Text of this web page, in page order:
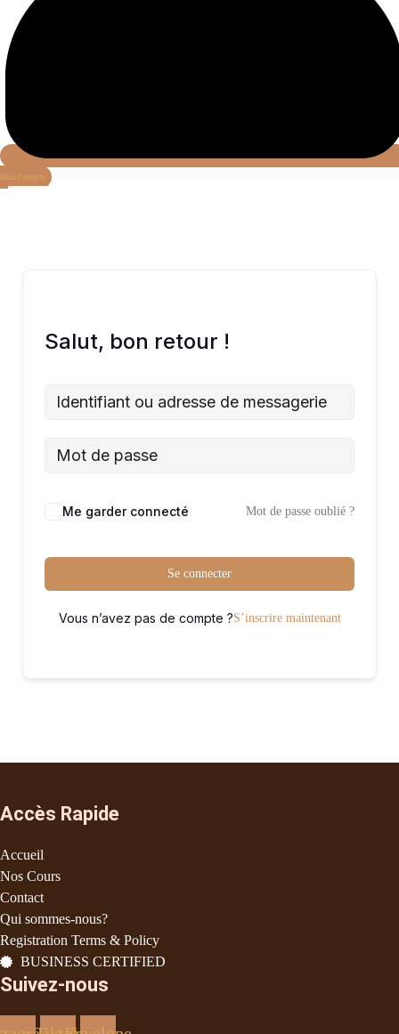
Mon Compte
Salut, bon retour !
Me garder connecté Mot de passe oublié ?
Se connecter
Vous n’avez pas de compte ?S’inscrire maintenant
Accès Rapide
Accueil
Nos Cours
Contact
Qui sommes-nous?
Registration Terms & Policy
BUSINESS CERTIFIED
Suivez-nous